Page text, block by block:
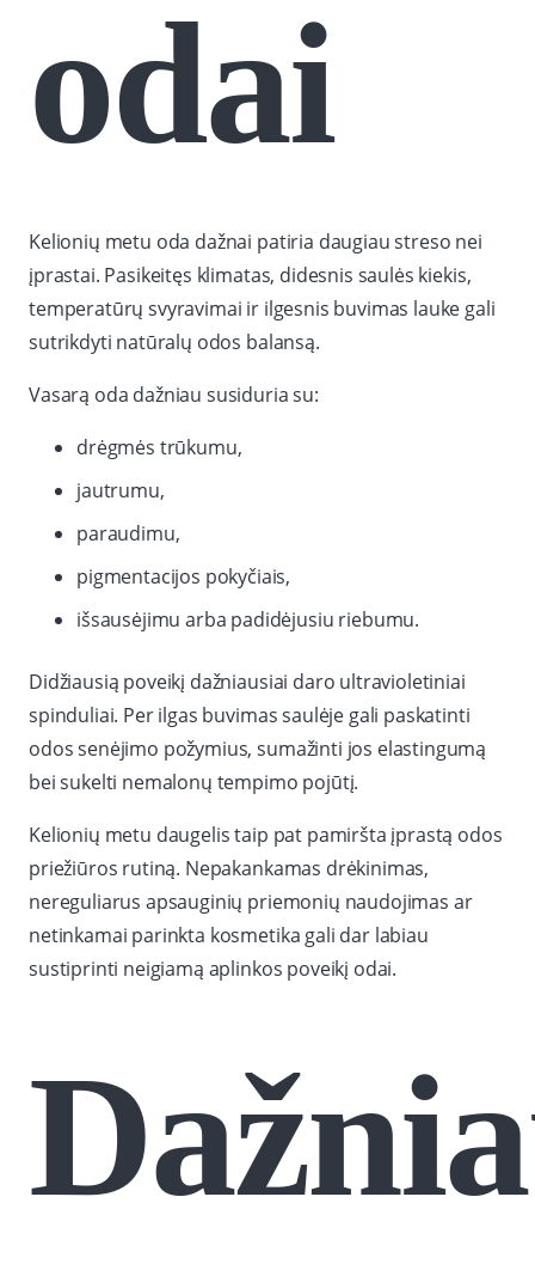
odai
Kelionių metu oda dažnai patiria daugiau streso nei
įprastai. Pasikeitęs klimatas, didesnis saulės kiekis,
temperatūrų svyravimai ir ilgesnis buvimas lauke gali
sutrikdyti natūralų odos balansą.
Vasarą oda dažniau susiduria su:
drėgmės trūkumu,
jautrumu,
paraudimu,
pigmentacijos pokyčiais,
išsausėjimu arba padidėjusiu riebumu.
Didžiausią poveikį dažniausiai daro ultravioletiniai
spinduliai. Per ilgas buvimas saulėje gali paskatinti
odos senėjimo požymius, sumažinti jos elastingumą
bei sukelti nemalonų tempimo pojūtį.
Kelionių metu daugelis taip pat pamiršta įprastą odos
priežiūros rutiną. Nepakankamas drėkinimas,
nereguliarus apsauginių priemonių naudojimas ar
netinkamai parinkta kosmetika gali dar labiau
sustiprinti neigiamą aplinkos poveikį odai.